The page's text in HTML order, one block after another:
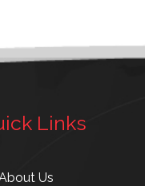
Links
Us